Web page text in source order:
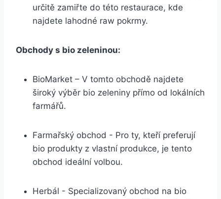
určitě zamiřte ‌do této restaurace, kde
najdete lahodné ⁣raw pokrmy.
Obchody s bio​ zeleninou:
BioMarket​ – V tomto obchodě najdete
široký výběr‌ bio zeleniny přímo od lokálních
farmářů.
Farmařský obchod -⁣ Pro ty, kteří preferují
bio ⁤produkty z vlastní produkce, je tento
obchod ideální ⁤volbou.
Herbál ⁢-​ Specializovaný obchod na bio​